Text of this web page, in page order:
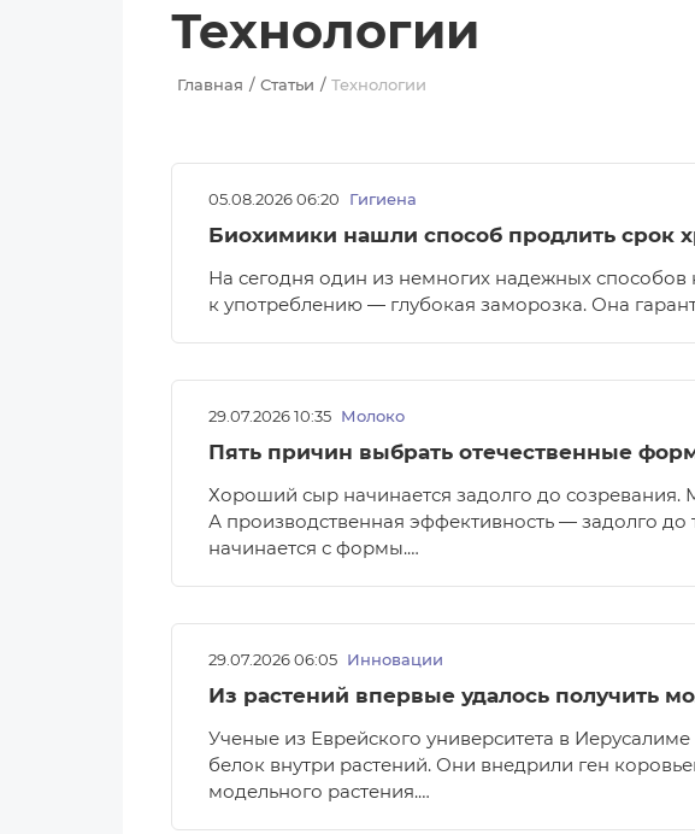
Самый главный вопрос сейчас — кто это купит? Не
«как мы это произведём», не «какая себестоимость»,
Сергей ЛЯШКО
Принято считать, что еда — источник удовольствия,
вокруг…
Технологии
Главная Статьи Технологии
05.08.2026 06:20 Гигиена
Биохимики нашли способ продлить срок
На сегодня один из немногих надежных
к употреблению — глубокая заморозка. Она
29.07.2026 10:35 Молоко
Пять причин выбрать отечественные
Хороший сыр начинается задолго до созревания.
А производственная эффективность — задолго до
начинается с формы.…
29.07.2026 06:05 Инновации
Из растений впервые удалось получить
Ученые из Еврейского университета в
белок внутри растений. Они внедрили ген
модельного растения.…